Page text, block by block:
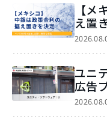
【
え置
面、
ユニ
広告
成長